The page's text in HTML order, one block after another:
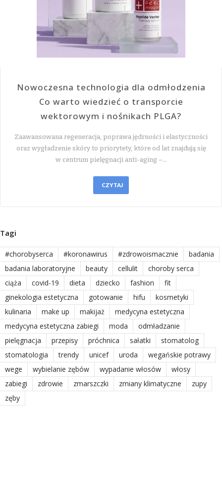
Nowoczesna technologia dla odmłodzenia
Co warto wiedzieć o transporcie
wektorowym i nośnikach PLGA?
Zaawansowana regeneracja, poprawa jędrności i elastyczności
oraz wygładzenie skóry to priorytety, które od lat znajdują się
w centrum pielęgnacji anti-aging –…
CZYTAJ
Tagi
#chorobyserca #koronawirus #zdrowoismacznie
badania
badania laboratoryjne
beauty cellulit
choroby serca
ciąża
covid-19 dieta dziecko fashion
fit
ginekologia estetyczna
gotowanie hifu
kosmetyki
kulinaria
make up makijaż
medycyna estetyczna
medycyna estetyczna zabiegi
moda
odmładzanie
pielęgnacja
przepisy próchnica sałatki
stomatolog
stomatologia
trendy unicef uroda
wegańskie potrawy
wege
wybielanie zębów wypadanie włosów
włosy
zabiegi
zdrowie zmarszczki zmiany klimatyczne
zupy
zęby